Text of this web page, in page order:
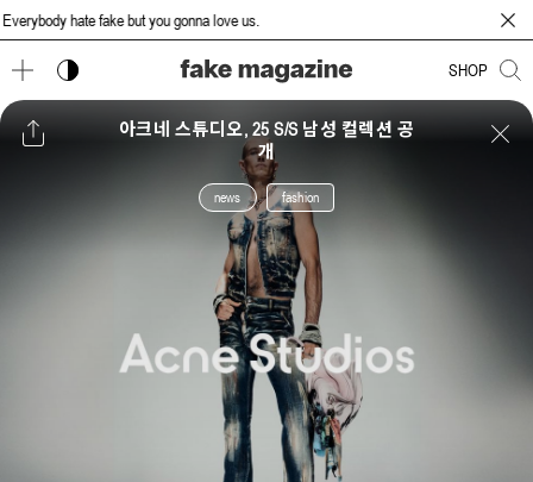
hate fake but you gonna love us.
다크 모드 토글 SHOP
아크네 스튜디오, 25 S/S 남성 컬렉션 공
개
news fashion